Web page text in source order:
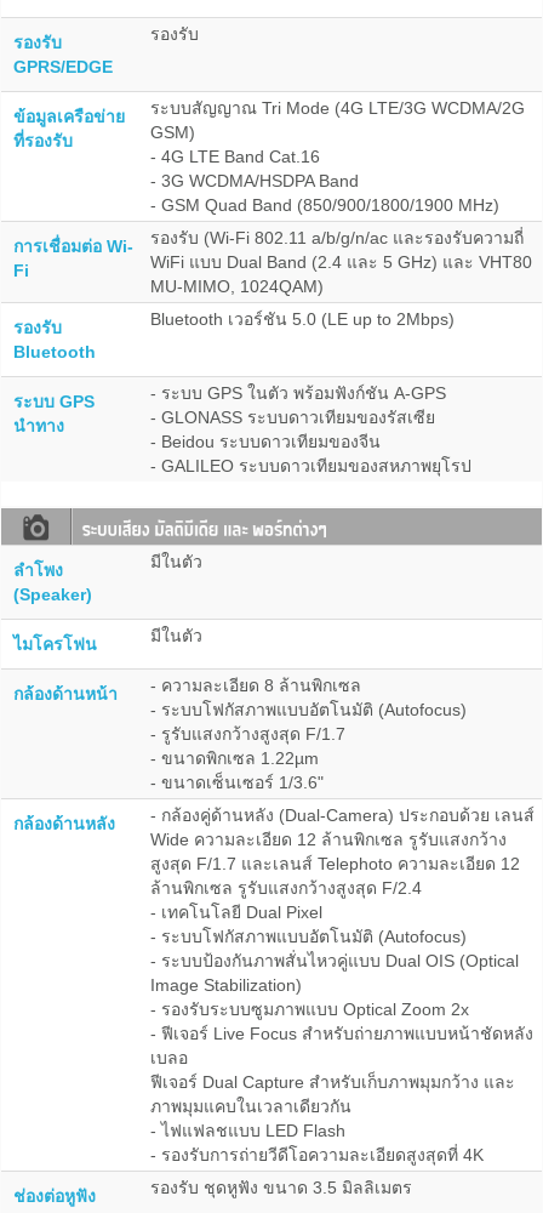
รองรับ
GPRS/EDGE
รองรับ
ข้อมูลเครือข่าย
ที่รองรับ
ระบบสัญญาณ Tri Mode (4G LTE/3G WCDMA/2G
GSM)
- 4G LTE Band Cat.16
- 3G WCDMA/HSDPA Band
- GSM Quad Band (850/900/1800/1900 MHz)
การเชื่อมต่อ Wi-
Fi
รองรับ (Wi-Fi 802.11 a/b/g/n/ac และรองรับความถี่
WiFi แบบ Dual Band (2.4 และ 5 GHz) และ VHT80
MU-MIMO, 1024QAM)
รองรับ
Bluetooth
Bluetooth เวอร์ชัน 5.0 (LE up to 2Mbps)
ระบบ GPS
นำทาง
- ระบบ GPS ในตัว พร้อมฟังก์ชัน A-GPS
- GLONASS ระบบดาวเทียมของรัสเซีย
- Beidou ระบบดาวเทียมของจีน
- GALILEO ระบบดาวเทียมของสหภาพยุโรป
ลำโพง
(Speaker)
มีในตัว
ไมโครโฟน มีในตัว
กล้องด้านหน้า
- ความละเอียด 8 ล้านพิกเซล
- ระบบโฟกัสภาพแบบอัตโนมัติ (Autofocus)
- รูรับแสงกว้างสูงสุด F/1.7
- ขนาดพิกเซล 1.22µm
- ขนาดเซ็นเซอร์ 1/3.6"
กล้องด้านหลัง
- กล้องคู่ด้านหลัง (Dual-Camera) ประกอบด้วย เลนส์
Wide ความละเอียด 12 ล้านพิกเซล รูรับแสงกว้าง
สูงสุด F/1.7 และเลนส์ Telephoto ความละเอียด 12
ล้านพิกเซล รูรับแสงกว้างสูงสุด F/2.4
- เทคโนโลยี Dual Pixel
- ระบบโฟกัสภาพแบบอัตโนมัติ (Autofocus)
- ระบบป้องกันภาพสั่นไหวคู่แบบ Dual OIS (Optical
Image Stabilization)
- รองรับระบบซูมภาพแบบ Optical Zoom 2x
- ฟีเจอร์ Live Focus สำหรับถ่ายภาพแบบหน้าชัดหลัง
เบลอ
ฟีเจอร์ Dual Capture สำหรับเก็บภาพมุมกว้าง และ
ภาพมุมแคบในเวลาเดียวกัน
- ไฟแฟลชแบบ LED Flash
- รองรับการถ่ายวีดีโอความละเอียดสูงสุดที่ 4K
ช่องต่อหูฟัง รองรับ ชุดหูฟัง ขนาด 3.5 มิลลิเมตร